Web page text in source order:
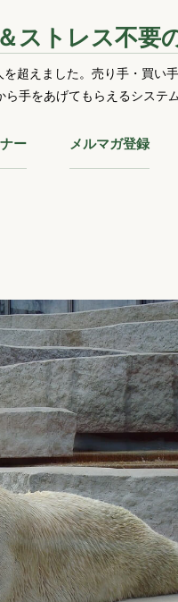
ストレス不要
超えました。売り手・買い
ら手をあげてもらえるシステ
ー メルマガ登録